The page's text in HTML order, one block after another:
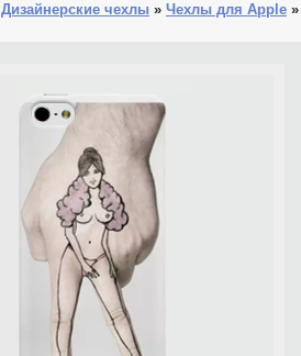
Дизайнерские чехлы » Чехлы для Apple »